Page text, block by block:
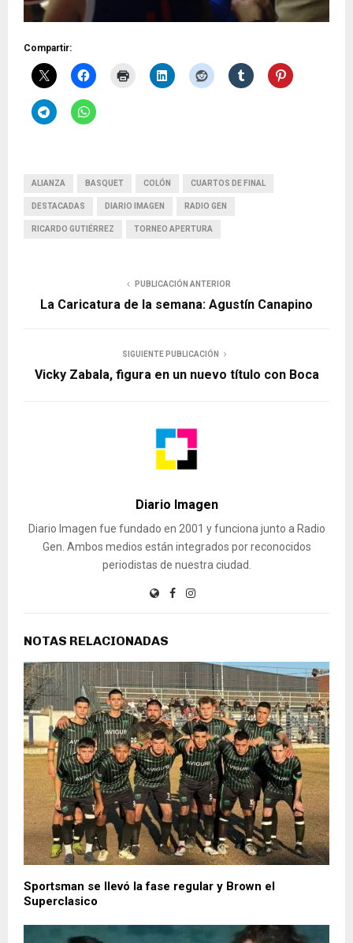
Compartir:
ALIANZA BASQUET COLÓN CUARTOS DE FINAL
DESTACADAS DIARIO IMAGEN RADIO GEN
RICARDO GUTIÉRREZ TORNEO APERTURA
PUBLICACIÓN ANTERIOR
La Caricatura de la semana: Agustín Canapino
SIGUIENTE PUBLICACIÓN
Vicky Zabala, figura en un nuevo título con Boca
Diario Imagen
Diario Imagen fue fundado en 2001 y funciona junto a Radio
Gen. Ambos medios están integrados por reconocidos
periodistas de nuestra ciudad.
NOTAS RELACIONADAS
Sportsman se llevó la fase regular y Brown el
Superclasico